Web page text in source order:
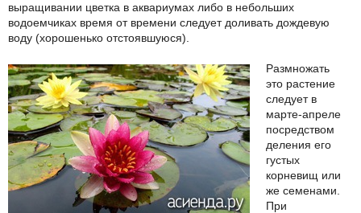
выращивании цветка в аквариумах либо в небольших
водоемчиках время от времени следует доливать дождевую
воду (хорошенько отстоявшуюся).
Размножать
это растение
следует в
марте-апреле
посредством
деления его
густых
корневищ или
же семенами.
При